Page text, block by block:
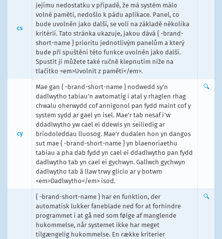
cs
jejímu nedostatku v případě, že má systém málo
volné paměti, nedošlo k pádu aplikace. Panel, co
bude uvolněn jako další, se volí na základě několika
kritérií. Tato stránka ukazuje, jakou dává { -brand-
short-name } prioritu jednotlivým panelům a který
bude při spuštění této funkce uvolněn jako další.
Spustit ji můžete také ručně klepnutím níže na
tlačítko <em>Uvolnit z paměti</em>.
cy
Mae gan { -brand-short-name } nodwedd sy'n
dadlwytho tabiau'n awtomatig i atal y rhaglen rhag
chwalu oherwydd cof annigonol pan fydd maint cof y
system sydd ar gael yn isel. Mae'r tab nesaf i'w
ddadlwytho yw cael ei ddewis yn seiliedig ar
briodoleddau lluosog. Mae'r dudalen hon yn dangos
sut mae { -brand-short-name } yn blaenoriaethu
tabiau a pha dab fydd yn cael ei ddadlwytho pan fydd
dadlwytho tab yn cael ei gychwyn. Gallwch gychwyn
dadlwytho tab â llaw trwy glicio ar y botwm
<em>Dadlwytho</em> isod.
🔍
{ -brand-short-name } har en funktion, der
automatisk lukker faneblade ned for at forhindre
programmet i at gå ned som følge af manglende
hukommelse, når systemet ikke har meget
tilgængelig hukommelse. En række kriterier
🔍